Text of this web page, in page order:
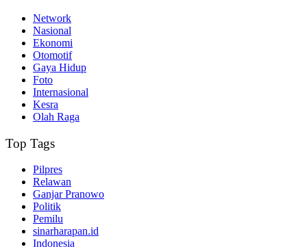
Network
Nasional
Ekonomi
Otomotif
Gaya Hidup
Foto
Internasional
Kesra
Olah Raga
Top Tags
Pilpres
Relawan
Ganjar Pranowo
Politik
Pemilu
sinarharapan.id
Indonesia